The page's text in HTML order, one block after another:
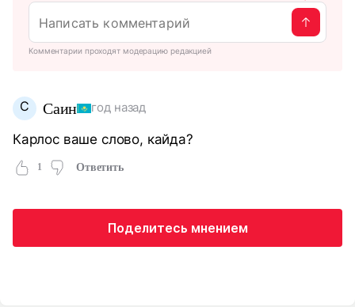
Комментарии проходят модерацию редакцией
С Саин год назад
Карлос ваше слово, кайда?
1 Ответить
Поделитесь мнением